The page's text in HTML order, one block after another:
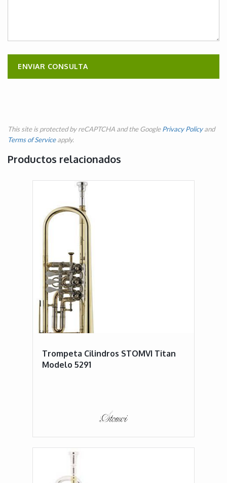
This site is protected by reCAPTCHA and the GooglePrivacy Policyand
Terms of Serviceapply.
Productos relacionados
Trompeta Cilindros STOMVI Titan
Modelo 5291